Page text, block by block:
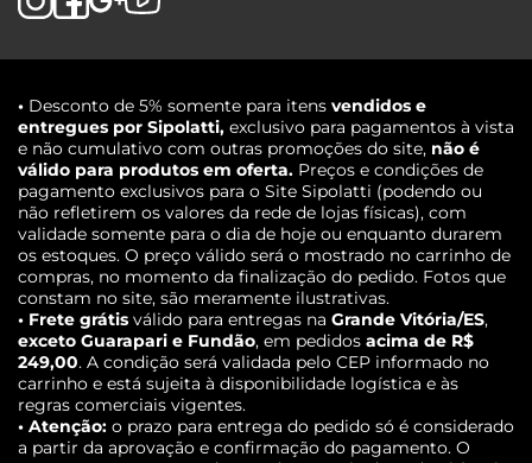
• Desconto de 5% somente para itens vendidos e
entregues por Sipolatti, exclusivo para pagamentos à vista
e não cumulativo com outras promoções do site, não é
válido para produtos em oferta. Preços e condições de
pagamento exclusivos para o Site Sipolatti (podendo ou
não refletirem os valores da rede de lojas físicas), com
validade somente para o dia de hoje ou enquanto durarem
os estoques. O preço válido será o mostrado no carrinho de
compras, no momento da finalização do pedido. Fotos que
constam no site, são meramente ilustrativas.
• Frete grátis válido para entregas na Grande Vitória/ES,
exceto Guarapari e Fundão, em pedidos acima de R$
249,00. A condição será validada pelo CEP informado no
carrinho e está sujeita à disponibilidade logística e às
regras comerciais vigentes.
• Atenção: o prazo para entrega do pedido só é considerado
a partir da aprovação e confirmação do pagamento. O